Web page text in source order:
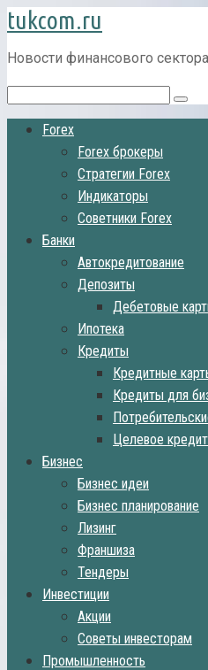
Перейти
к
контенту
tukcom.ru
Новости финансового сектора
Поиск:
Forex
Forex брокеры
Стратегии Forex
Индикаторы
Советники Forex
Банки
Автокредитование
Депозиты
Дебетовые
Ипотека
Кредиты
Кредитные
Кредиты для
Целевое
Бизнес
Бизнес идеи
Бизнес планирование
Лизинг
Франшиза
Тендеры
Инвестиции
Акции
Советы инвесторам
Промышленность